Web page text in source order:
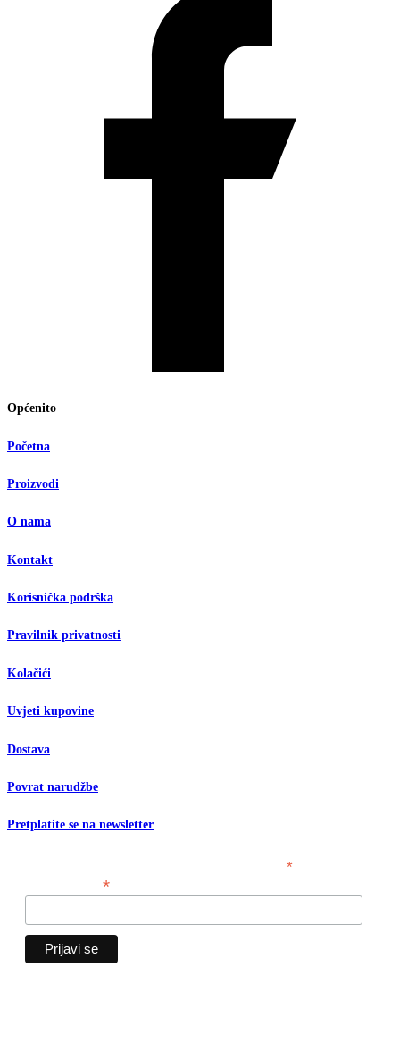
Općenito
Početna
Proizvodi
O nama
Kontakt
Korisnička podrška
Pravilnik privatnosti
Kolačići
Uvjeti kupovine
Dostava
Povrat narudžbe
Pretplatite se na newsletter
*
*